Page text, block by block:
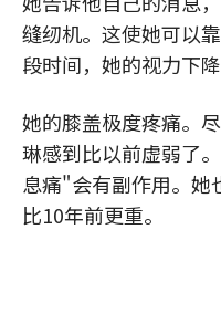
缝纫机。这使她可以
段时间，她的视力下
她的膝盖极度疼痛。
琳感到比以前虚弱了
息痛"会有副作用。她
比10年前更重。